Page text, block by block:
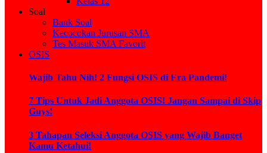
Soal
Bank Soal
Kecocokan Jurusan SMA
Tes Masuk SMA Favorit
OSIS
Wajib Tahu Nih! 2 Fungsi OSIS di Era Pandemi!
7 Tips Untuk Jadi Anggota OSIS! Jangan Sampai di Skip
Guys!
3 Tahapan Seleksi Anggota OSIS yang Wajib Banget
Kamu Ketahui!